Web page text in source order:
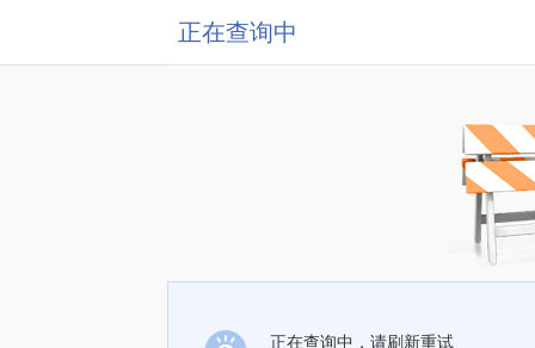
正在查询中
正在查询中，请刷新重试